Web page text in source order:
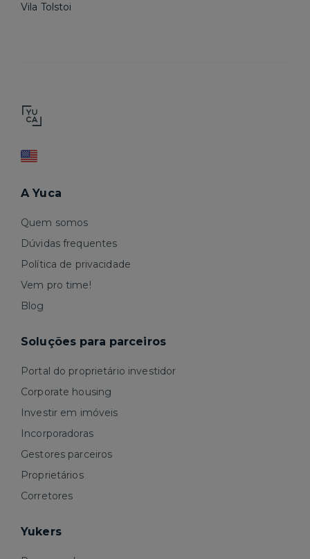
Vila Tolstoi
A Yuca
Quem somos
Dúvidas frequentes
Política de privacidade
Vem pro time!
Blog
Soluções para parceiros
Portal do proprietário investidor
Corporate housing
Investir em imóveis
Incorporadoras
Gestores parceiros
Proprietários
Corretores
Yukers